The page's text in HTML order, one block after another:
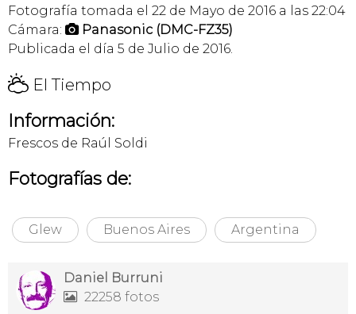
Fotografía tomada el 22 de Mayo de 2016 a las 22:04
Cámara:  Panasonic (DMC-FZ35)
Publicada el día 5 de Julio de 2016.
H El Tiempo
Información:
Frescos de Raúl Soldi
Fotografías de:
Glew Buenos Aires Argentina
Daniel Burruni
 22258 fotos